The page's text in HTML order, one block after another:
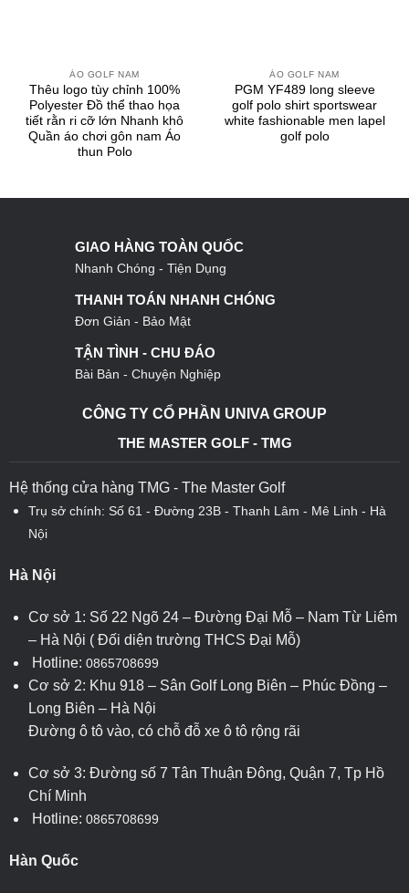
ÁO GOLF NAM
Thêu logo tùy chỉnh 100%
Polyester Đồ thể thao họa
tiết rằn ri cỡ lớn Nhanh khô
Quần áo chơi gôn nam Áo
thun Polo
ÁO GOLF NAM
PGM YF489 long sleeve
golf polo shirt sportswear
white fashionable men lapel
golf polo
GIAO HÀNG TOÀN QUỐC
Nhanh Chóng - Tiện Dụng
THANH TOÁN NHANH CHÓNG
Đơn Giản - Bảo Mật
TẬN TÌNH - CHU ĐÁO
Bài Bản - Chuyện Nghiệp
CÔNG TY CỔ PHẦN UNIVA GROUP
THE MASTER GOLF - TMG
Hệ thống cửa hàng TMG - The Master Golf
Trụ sở chính: Số 61 - Đường 23B - Thanh Lâm - Mê Linh - Hà
Nội
Hà Nội
Cơ sở 1: Số 22 Ngõ 24 – Đường Đại Mỗ – Nam Từ Liêm
– Hà Nội ( Đối diện trường THCS Đại Mỗ)
Hotline: 0865708699
Cơ sở 2: Khu 918 – Sân Golf Long Biên – Phúc Đồng –
Long Biên – Hà Nội
Đường ô tô vào, có chỗ đỗ xe ô tô rộng rãi
Cơ sở 3: Đường số 7 Tân Thuận Đông, Quận 7, Tp Hồ
Chí Minh
Hotline: 0865708699
Hàn Quốc